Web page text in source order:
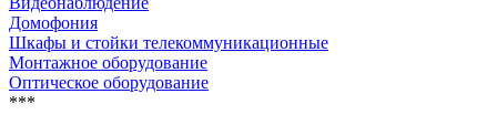
Домофония
Шкафы и стойки телекоммуникационные
Монтажное оборудование
Оптическое оборудование
***